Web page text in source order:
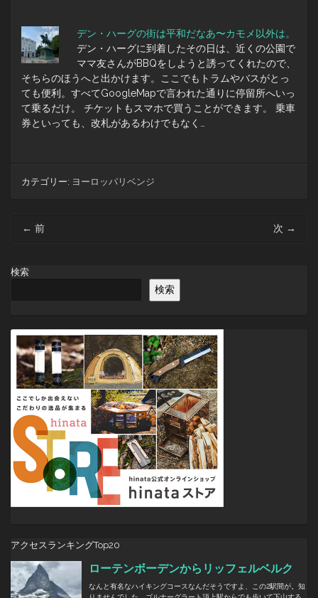
デン・ハーグの街は平和だなあ〜カモメ以外は。
デン・ハーグに到着したその日は、近くの公園で
ママ友さんがBBQをしようと誘ってくれたので、
そちらのほうへと出かけます。ここでもトラムやバスがとっ
ても便利。すべてGoogleMapで言われた通りに停留所へいっ
て乗るだけ。 チケットもスマホで買うことができます。 乗車
券といっても、改札があるわけでもなく…
カテゴリー: ヨーロッパリベンジ
ビ
ゲ
← 前 次 →
検索
検索
アクセスランキングTop20